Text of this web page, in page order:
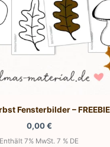
Fensterbilder –
0,00€
Enthält 7% MwSt. 7 % DE